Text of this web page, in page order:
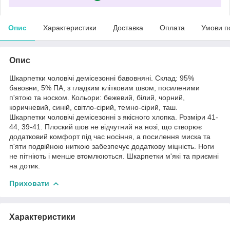
Опис Характеристики Доставка Оплата Умови
Опис
Шкарпетки чоловічі демісезонні бавовняні. Склад: 95%
бавовни, 5% ПА, з гладким клітковим швом, посиленими
п'ятою та носком. Кольори: бежевий, білий, чорний,
коричневий, синій, світло-сірий, темно-сірий, таш.
Шкарпетки чоловічі демісезонні з якісного хлопка. Розміри 41-
44, 39-41. Плоский шов не відчутний на нозі, що створює
додатковий комфорт під час носіння, а посилення миска та
п'яти подвійною ниткою забезпечує додаткову міцність. Ноги
не пітніють і менше втомлюються. Шкарпетки м'які та приємні
на дотик.
Приховати
Характеристики